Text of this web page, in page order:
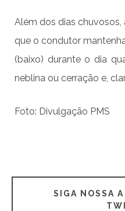
Além dos dias
que o condutor
(baixo) durante o dia
neblina ou cerração e,
Foto: Divulgação PMS
SIGA NOSSA